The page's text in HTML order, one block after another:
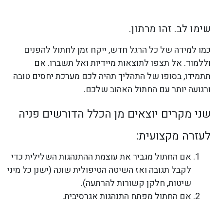
שימו לב. זהו מרתון.
כמו למידה של כל הרגל חדש, ייקח זמן לחתול להפנים
וללמוד. אל תצפו לתוצאות מיידיות ואל תשברו. אם
תתמידו, בסופו של התהליך תהיה לכם מערכת יחסים טובה
ורגועה יותר עם החתול האהוב שלכם.
שני מקרים יוצאים מן הכלל הדורשים פניה
לעזרה מקצועית:
אם החתול מגביר את עוצמת ההתנהגות השלילית כדי
לקבל תגובה ואז השיטה הטיפולית שונה (ישנן כל מיני
שיטות, חלקן קשורות להרתעה).
אם החתול מפתח התנהגות אגרסיבית.